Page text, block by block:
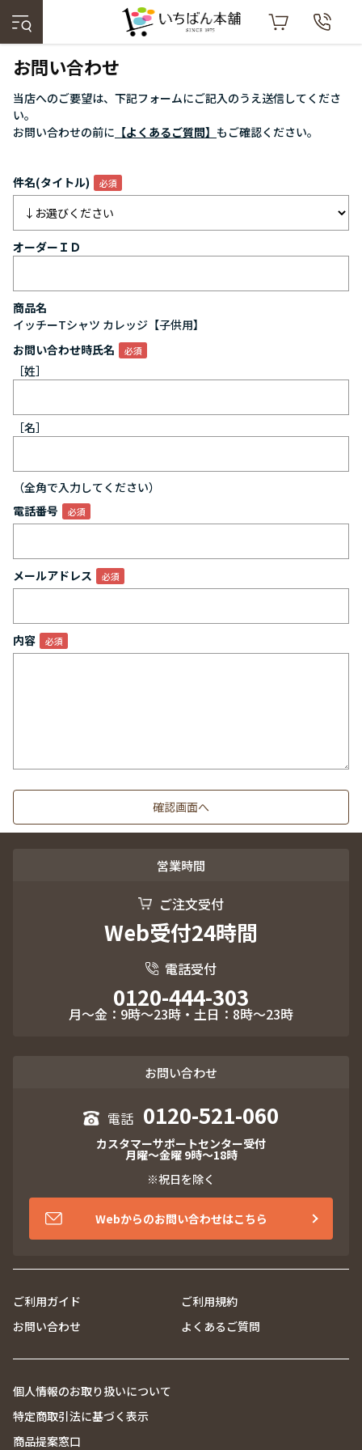
お問い合わせ
当店へのご要望は、下記フォームにご記入のうえ送信してくださ
い。
お問い合わせの前に 【よくあるご質問】 もご確認ください。
件名(タイトル)
オーダーＩＤ
商品名
イッチーTシャツ カレッジ【子供用】
お問い合わせ時氏名
［姓］
［名］
（全角で入力してください）
電話番号
メールアドレス
内容
営業時間
ご注文受付
Web受付24時間
電話受付
0120-444-303
月～金：9時～23時・土日：8時～23時
お問い合わせ
0120-521-060
カスタマーサポートセンター受付
月曜～金曜 9時～18時
※祝日を除く
Webからのお問い合わせはこちら
ご利用ガイド
ご利用規約
お問い合わせ
よくあるご質問
個人情報のお取り扱いについて
特定商取引法に基づく表示
商品提案窓口